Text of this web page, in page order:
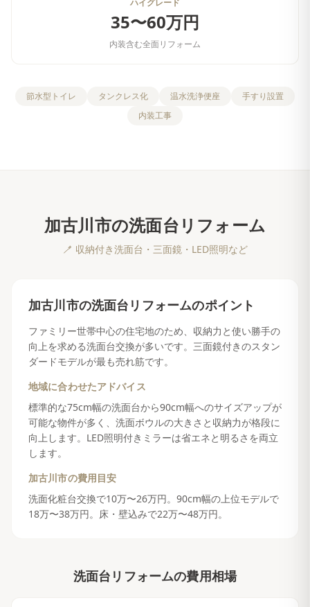
ハイグレード
35〜60万円
内装含む全面リフォーム
節水型トイレ タンクレス化 温水洗浄便座
手すり設置
内装工事
加古川市の洗面台リフォーム
🪥 収納付き洗面台・三面鏡・LED照明など
加古川市の洗面台リフォームのポイント
ファミリー世帯中心の住宅地のため、収納力と使い勝手の
向上を求める洗面台交換が多いです。三面鏡付きのスタン
ダードモデルが最も売れ筋です。
地域に合わせたアドバイス
標準的な75cm幅の洗面台から90cm幅へのサイズアップが
可能な物件が多く、洗面ボウルの大きさと収納力が格段に
向上します。LED照明付きミラーは省エネと明るさを両立
します。
加古川市の費用目安
洗面化粧台交換で10万〜26万円。90cm幅の上位モデルで
18万〜38万円。床・壁込みで22万〜48万円。
洗面台リフォームの費用相場